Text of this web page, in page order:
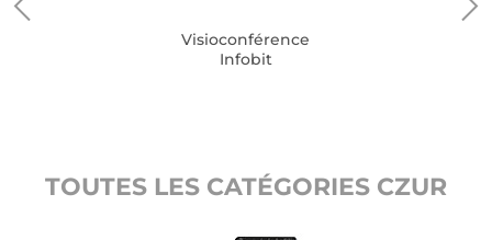
Visioconférence
Infobit
TOUTES LES CATÉGORIES CZUR